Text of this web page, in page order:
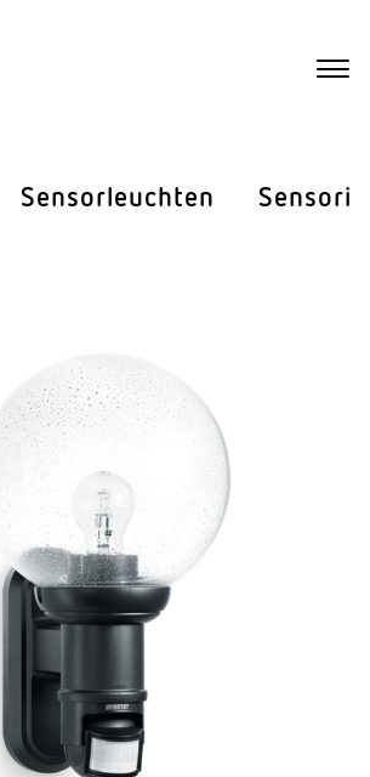
Sensor­leuchten Sensorik